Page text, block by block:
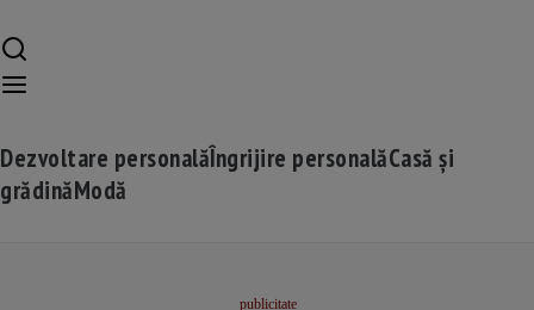
Dezvoltare personalăÎngrijire personalăCasă și
grădinăModă